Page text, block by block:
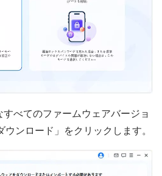
すべてのファームウェアバージョ
ンロード」をクリックします。